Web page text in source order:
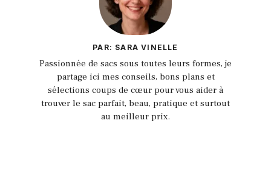
PAR: SARA VINELLE
Passionnée de sacs sous toutes leurs formes, je
partage ici mes conseils, bons plans et
sélections coups de cœur pour vous aider à
trouver le sac parfait, beau, pratique et surtout
au meilleur prix.